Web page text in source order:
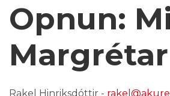
Opnun:
Rakel Hinriksdóttir -